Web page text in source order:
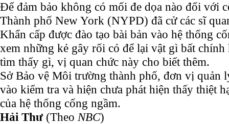
Để đảm bảo không có mối đe dọa nào đối với
Thành phố New York (NYPD) đã cử các sĩ
Khẩn cấp được đào tạo bài bản vào hệ thống
xem những kẻ gây rối có để lại vật gì bất
tìm thấy gì, vị quan chức này cho biết thêm.
Sở Bảo vệ Môi trường thành phố, đơn vị quản
vào kiểm tra và hiện chưa phát hiện thấy thiệt
của hệ thống cống ngầm.
Hải Thư (Theo NBC)